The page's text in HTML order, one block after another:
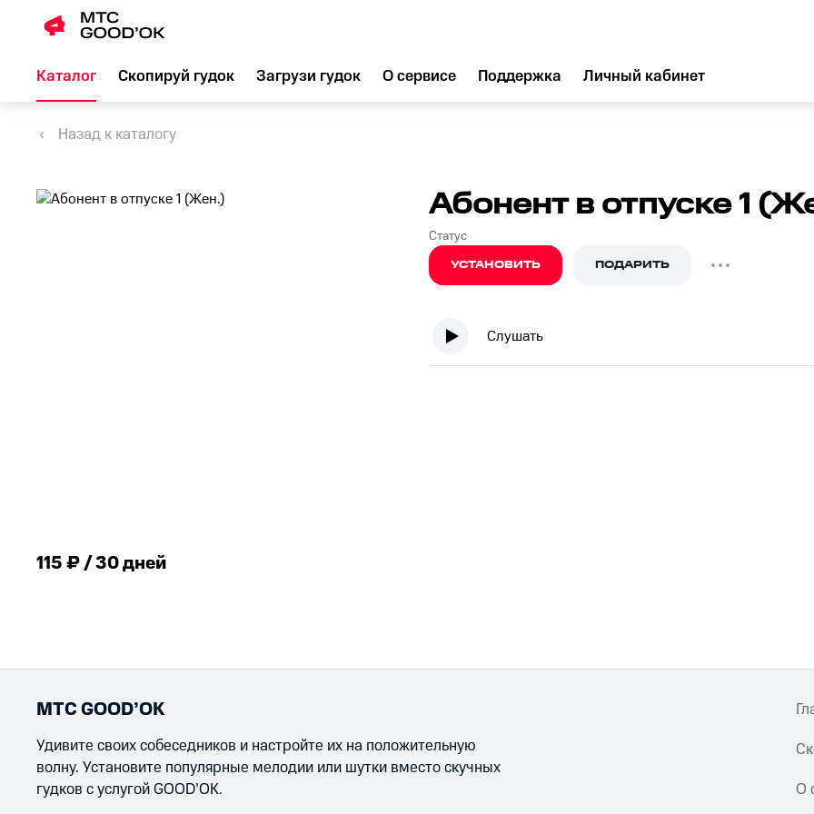
Каталог Скопируй гудок Загрузи гудок О сервисе Поддержка Личный кабинет
Назад к каталогу
115 ₽ / 30 дней
Абонент в отпуске 1
Статус
УСТАНОВИТЬ ПОДАРИТЬ
Слушать
МТС GOOD’OK
Удивите своих собеседников и настройте их на положительную
волну. Установите популярные мелодии или шутки вместо скучных
гудков с услугой GOOD’OK.
О